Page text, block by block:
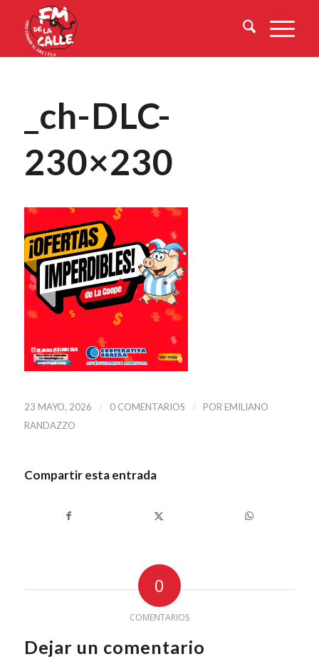
_ch-DLC-
230×230
23 MAYO, 2026 / 0 COMENTARIOS / POR EMILIANO
RANDAZZO
Compartir esta entrada
0
COMENTARIOS
Dejar un comentario